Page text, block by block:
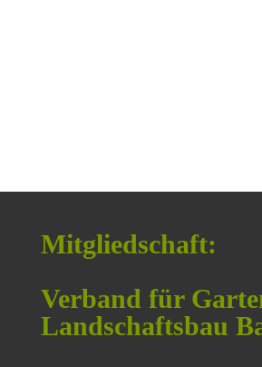
Mitgliedschaft:
Verband für
Landschaftsbau